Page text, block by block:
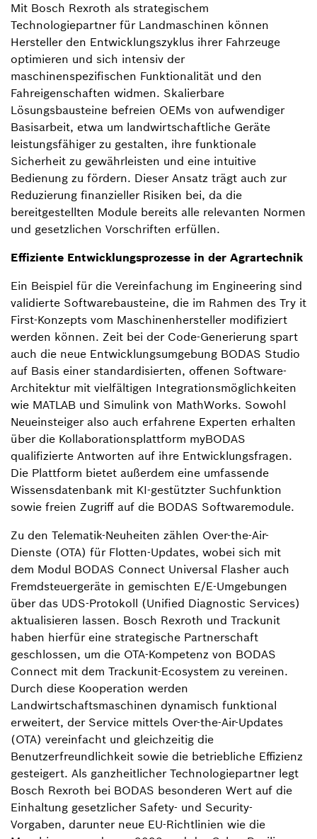
Mit Bosch Rexroth als strategischem
Technologiepartner für Landmaschinen können
Hersteller den Entwicklungszyklus ihrer Fahrzeuge
optimieren und sich intensiv der
maschinenspezifischen Funktionalität und den
Fahreigenschaften widmen. Skalierbare
Lösungsbausteine befreien OEMs von aufwendiger
Basisarbeit, etwa um landwirtschaftliche Geräte
leistungsfähiger zu gestalten, ihre funktionale
Sicherheit zu gewährleisten und eine intuitive
Bedienung zu fördern. Dieser Ansatz trägt auch zur
Reduzierung finanzieller Risiken bei, da die
bereitgestellten Module bereits alle relevanten Normen
und gesetzlichen Vorschriften erfüllen.
Effiziente Entwicklungsprozesse in der Agrartechnik
Ein Beispiel für die Vereinfachung im Engineering sind
validierte Softwarebausteine, die im Rahmen des Try it
First-Konzepts vom Maschinenhersteller modifiziert
werden können. Zeit bei der Code-Generierung spart
auch die neue Entwicklungsumgebung BODAS Studio
auf Basis einer standardisierten, offenen Software-
Architektur mit vielfältigen Integrationsmöglichkeiten
wie MATLAB und Simulink von MathWorks. Sowohl
Neueinsteiger also auch erfahrene Experten erhalten
über die Kollaborationsplattform myBODAS
qualifizierte Antworten auf ihre Entwicklungsfragen.
Die Plattform bietet außerdem eine umfassende
Wissensdatenbank mit KI-gestützter Suchfunktion
sowie freien Zugriff auf die BODAS Softwaremodule.
Zu den Telematik-Neuheiten zählen Over-the-Air-
Dienste (OTA) für Flotten-Updates, wobei sich mit
dem Modul BODAS Connect Universal Flasher auch
Fremdsteuergeräte in gemischten E/E-Umgebungen
über das UDS-Protokoll (Unified Diagnostic Services)
aktualisieren lassen. Bosch Rexroth und Trackunit
haben hierfür eine strategische Partnerschaft
geschlossen, um die OTA-Kompetenz von BODAS
Connect mit dem Trackunit-Ecosystem zu vereinen.
Durch diese Kooperation werden
Landwirtschaftsmaschinen dynamisch funktional
erweitert, der Service mittels Over-the-Air-Updates
(OTA) vereinfacht und gleichzeitig die
Benutzerfreundlichkeit sowie die betriebliche Effizienz
gesteigert. Als ganzheitlicher Technologiepartner legt
Bosch Rexroth bei BODAS besonderen Wert auf die
Einhaltung gesetzlicher Safety- und Security-
Vorgaben, darunter neue EU-Richtlinien wie die